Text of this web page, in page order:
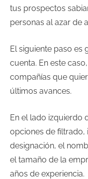
tus prospectos
personas al azar de
El siguiente paso es
cuenta. En este
compañías que
últimos avances.
En el lado izquierdo
opciones de filtrado,
designación, el
el tamaño de la
años de experiencia.